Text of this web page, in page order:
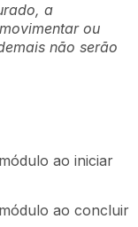
a
ou
não serão
ao iniciar
ao concluir